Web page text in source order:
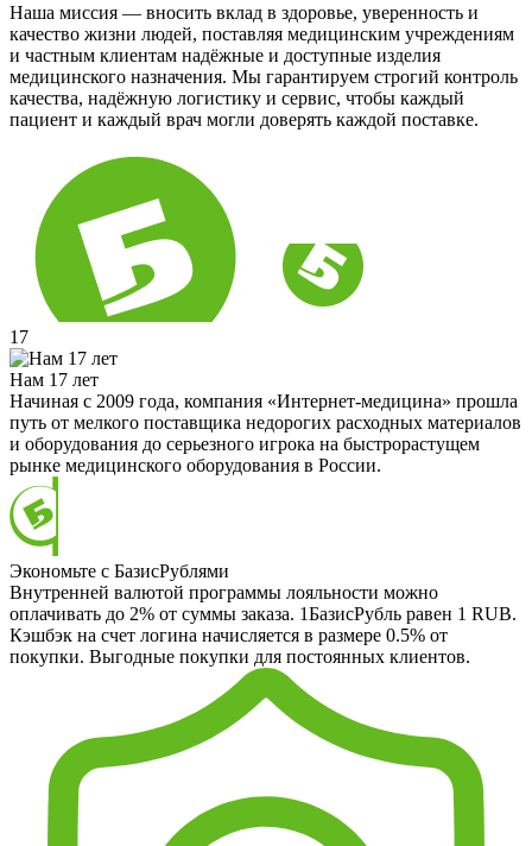
Наша миссия — вносить вклад в здоровье, уверенность и
качество жизни людей, поставляя медицинским учреждениям
и частным клиентам надёжные и доступные изделия
медицинского назначения. Мы гарантируем строгий контроль
качества, надёжную логистику и сервис, чтобы каждый
пациент и каждый врач могли доверять каждой поставке.
17
Нам 17 лет
Начиная с 2009 года, компания «Интернет-медицина» прошла
путь от мелкого поставщика недорогих расходных материалов
и оборудования до серьезного игрока на быстрорастущем
рынке медицинского оборудования в России.
Экономьте с БазисРублями
Внутренней валютой программы лояльности можно
оплачивать до 2% от суммы заказа. 1БазисРубль равен 1 RUB.
Кэшбэк на счет логина начисляется в размере 0.5% от
покупки. Выгодные покупки для постоянных клиентов.